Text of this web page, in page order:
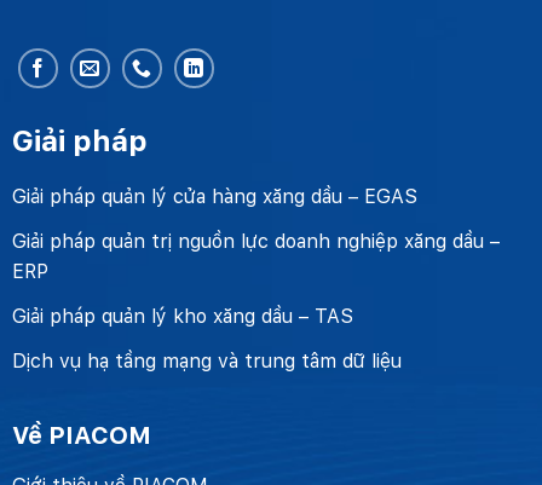
Giải pháp
Giải pháp quản lý cửa hàng xăng dầu – EGAS
Giải pháp quản trị nguồn lực doanh nghiệp xăng dầu –
ERP
Giải pháp quản lý kho xăng dầu – TAS
Dịch vụ hạ tầng mạng và trung tâm dữ liệu
Về PIACOM